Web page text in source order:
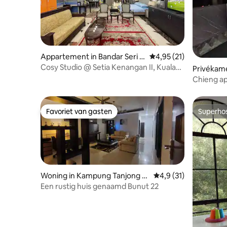
Appartement in Bandar Seri B
egawan
Gemiddelde
4,95 (21)
Cosy Studio @ Setia Kenangan II, Kuala
gawan
Chieng
Favoriet van gasten
Favoriet van gasten
Woning in Kampung Tanjong B
unut
Gemiddelde
4,9 (31)
Een rustig huis genaamd Bunut 22